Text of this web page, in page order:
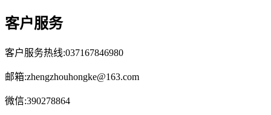
客户服务
客户服务热线:037167846980
邮箱:zhengzhouhongke@163.com
微信:390278864